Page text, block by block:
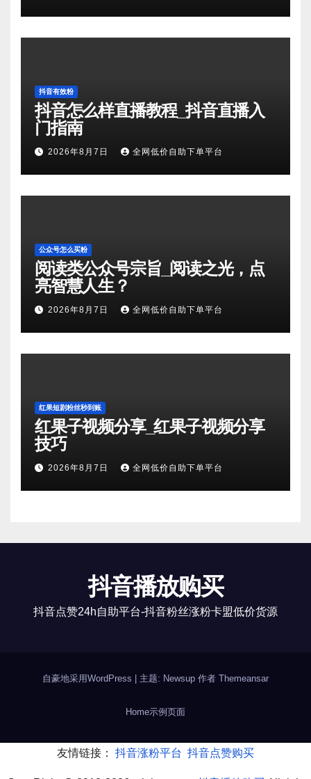
抖音有效粉
抖音怎么样直播教程_抖音直播入
门指南
2026年8月7日 全网低价自助下单平台
公众号怎么买粉
阅读类公众号宗旨_阅读之光，点
亮智慧人生？
2026年8月7日 全网低价自助下单平台
红果短剧粉丝秒到账
红果子视频分享_红果子视频分享
技巧
2026年8月7日 全网低价自助下单平台
抖音播放购买
抖音点赞24h自助平台-抖音粉丝涨粉卡盟低价货源
自豪地采用WordPress | 主题: Newsup 作者 Themeansar
Home示例页面
友情链接： 抖音涨粉平台 抖音点赞购买